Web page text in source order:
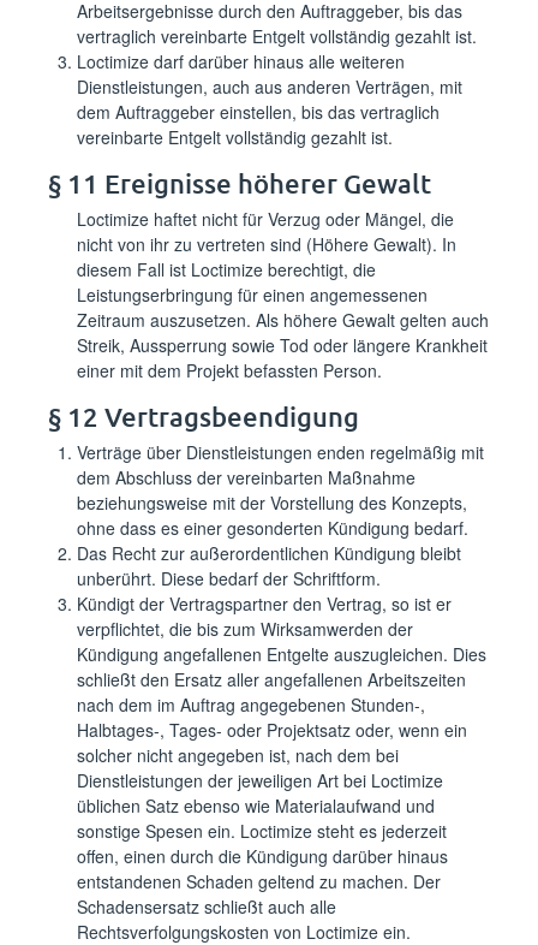
Arbeitsergebnisse durch den Auftraggeber, bis das
vertraglich vereinbarte Entgelt vollständig gezahlt ist.
Loctimize darf darüber hinaus alle weiteren
Dienstleistungen, auch aus anderen Verträgen, mit
dem Auftraggeber einstellen, bis das vertraglich
vereinbarte Entgelt vollständig gezahlt ist.
§ 11 Ereignisse höherer Gewalt
Loctimize haftet nicht für Verzug oder Mängel, die
nicht von ihr zu vertreten sind (Höhere Gewalt). In
diesem Fall ist Loctimize berechtigt, die
Leistungserbringung für einen angemessenen
Zeitraum auszusetzen. Als höhere Gewalt gelten auch
Streik, Aussperrung sowie Tod oder längere Krankheit
einer mit dem Projekt befassten Person.
§ 12 Vertragsbeendigung
Verträge über Dienstleistungen enden regelmäßig mit
dem Abschluss der vereinbarten Maßnahme
beziehungsweise mit der Vorstellung des Konzepts,
ohne dass es einer gesonderten Kündigung bedarf.
Das Recht zur außerordentlichen Kündigung bleibt
unberührt. Diese bedarf der Schriftform.
Kündigt der Vertragspartner den Vertrag, so ist er
verpflichtet, die bis zum Wirksamwerden der
Kündigung angefallenen Entgelte auszugleichen. Dies
schließt den Ersatz aller angefallenen Arbeitszeiten
nach dem im Auftrag angegebenen Stunden-,
Halbtages-, Tages- oder Projektsatz oder, wenn ein
solcher nicht angegeben ist, nach dem bei
Dienstleistungen der jeweiligen Art bei Loctimize
üblichen Satz ebenso wie Materialaufwand und
sonstige Spesen ein. Loctimize steht es jederzeit
offen, einen durch die Kündigung darüber hinaus
entstandenen Schaden geltend zu machen. Der
Schadensersatz schließt auch alle
Rechtsverfolgungskosten von Loctimize ein.